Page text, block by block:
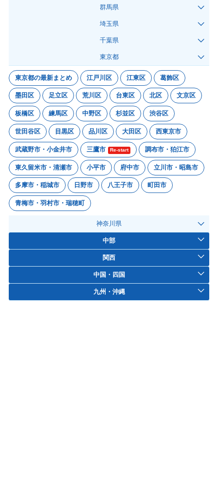
群馬県
埼玉県
千葉県
東京都
東京都の最新まとめ 江戸川区 江東区 葛飾区
墨田区 足立区 荒川区 台東区 北区 文京区
板橋区 練馬区 中野区 杉並区 渋谷区
世田谷区 目黒区 品川区 大田区 西東京市
武蔵野市・小金井市 三鷹市 Re-start 調布市・狛江市
東久留米市・清瀬市 小平市 府中市 立川市・昭島市
多摩市・稲城市 日野市 八王子市 町田市
青梅市・羽村市・瑞穂町
神奈川県
中部
関西
中国・四国
九州・沖縄